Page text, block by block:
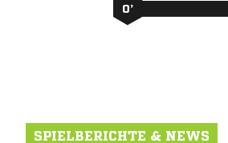
0’
SPIELBERICHTE & NEWS